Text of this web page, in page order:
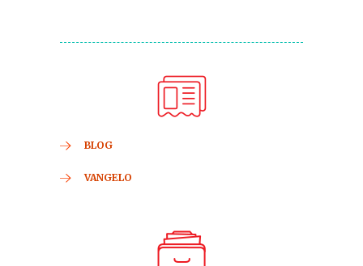
BLOG
VANGELO